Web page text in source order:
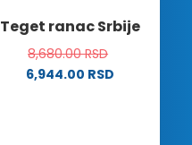
Teget ranac Srbije
8,680.00RSD
6,944.00 RSD